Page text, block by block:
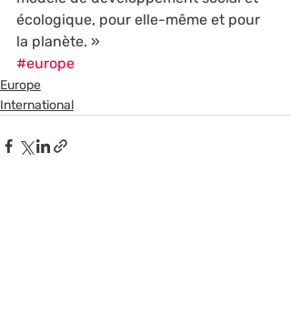
écologique, pour elle-même et pour
la planète. »
#europe
Europe
International